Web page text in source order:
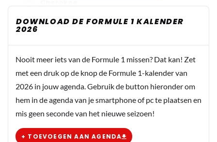
Enjoy racing
28 augustus 2021 15:35
Haters r gonna hate. Mijn hoogtepunt was Vettel.
Respect voor deze sportsman!
De kwaliteit van de motor wordt dan inderdaad
DOWNLOAD DE FORMULE 1 KALENDER
2026
Nooit meer iets van de Formule 1 missen? Dat kan! Zet
met een druk op de knop de Formule 1-kalender van
2026 in jouw agenda. Gebruik de button hieronder om
hem in de agenda van je smartphone of pc te plaatsen en
mis geen seconde van het nieuwe seizoen!
+ TOEVOEGEN AAN AGENDA